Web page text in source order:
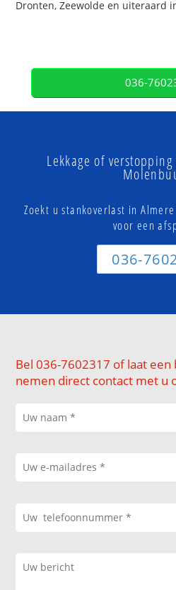
Dronten, Zeewolde en uiteraard
036-
Lekkage of
Zoekt u stankoverlast in
voor een
036-
Bel 036-7602317 of laat
nemen direct contact met u